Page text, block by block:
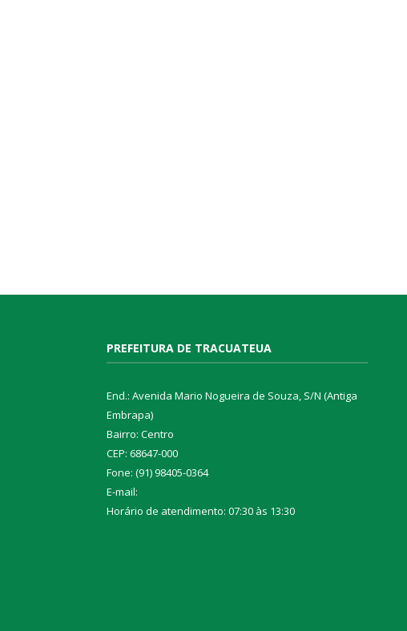
PREFEITURA DE TRACUATEUA
End.: Avenida Mario Nogueira de Souza, S/N (Antiga
Embrapa)
Bairro: Centro
CEP: 68647-000
Fone: (91) 98405-0364
E-mail:
Horário de atendimento: 07:30 às 13:30